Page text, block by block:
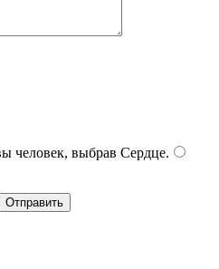
человек, выбрав Сердце.